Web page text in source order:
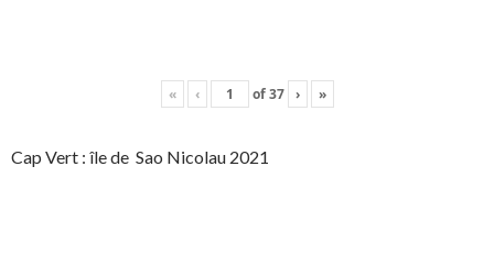
« ‹ of37 › »
Cap Vert : île de Sao Nicolau 2021